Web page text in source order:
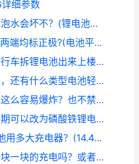
细参数
锂电池保护板长时间带电泡水会坏不？(锂电池保护板坏了表现)
18650锂电池平头为什么两端均标正极?(电池平头和尖头图片)
小区物业禁止二轮电动自行车拆锂电池出来上楼充电，请问用啥装着带上楼不易看出来，看着不像里面装着电池
二轮电动车除了锂电池轻，还有什么类型电池轻？(电动车铅酸电池三大忌)
为什么二轮电动车锂电池这么容易爆炸？也不禁止生产？改用安全电池
现有车型是三元锂电池后期可以改为磷酸铁锂电池吗？
海尔扫地机器人14.4V电池用多大充电器？(14.4v电池充满多少伏)
电动车一组电池能拆开一块一块的充电吗？或者2块2块的充电要注意些什么？